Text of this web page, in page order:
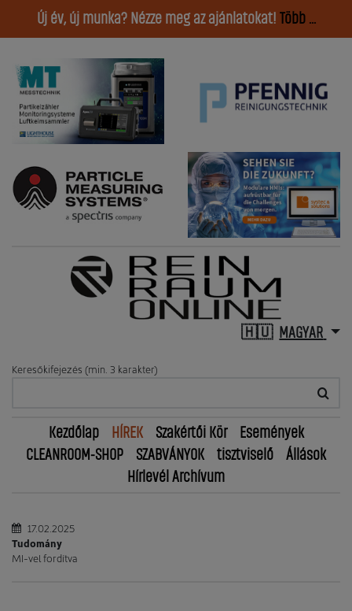
Új év, új munka? Nézze meg az ajánlatokat! Több ...
MAGYAR
Keresőkifejezés (min. 3 karakter)
Kezdőlap HÍREK Szakértői Kör
Események
CLEANROOM-SHOP
SZABVÁNYOK tisztviselő
Állások
Hírlevél Archívum
17.02.2025
Tudomány
MI-vel fordítva